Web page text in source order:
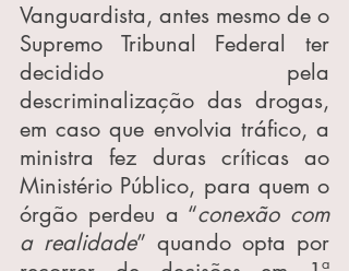
Vanguardista, antes mesmo de o
Supremo Tribunal Federal ter
decidido pela
descriminalização das drogas,
em caso que envolvia tráfico, a
ministra fez duras críticas ao
Ministério Público, para quem o
órgão perdeu a “conexão com
a realidade” quando opta por